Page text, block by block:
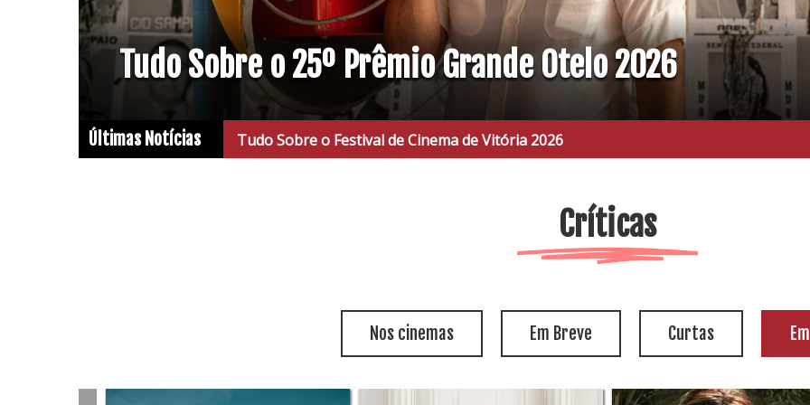
Tudo Sobre o 25º Prêmio Grande Otelo 2026
Últimas NotíciasTudo Sobre o Festival de Cinema de Vitória 2026
Críticas
Nos cinemas Em Breve Curtas